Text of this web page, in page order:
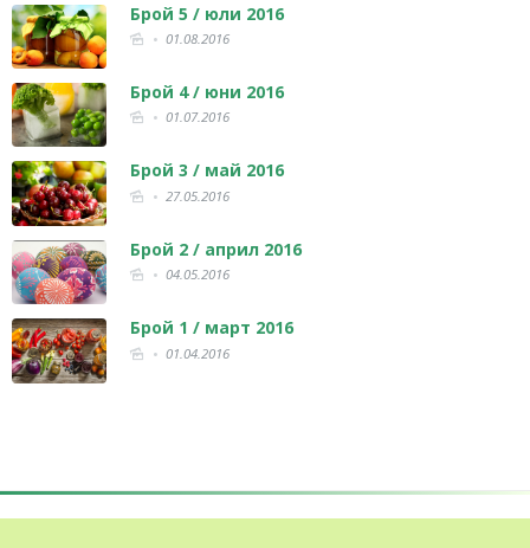
Брой 5 / юли 2016
01.08.2016
Брой 4 / юни 2016
01.07.2016
Брой 3 / май 2016
27.05.2016
Брой 2 / април 2016
04.05.2016
Брой 1 / март 2016
01.04.2016